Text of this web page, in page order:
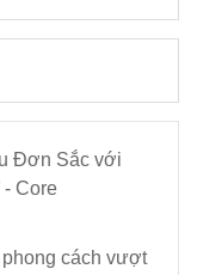
Đơn Sắc với
- Core
cách vượt